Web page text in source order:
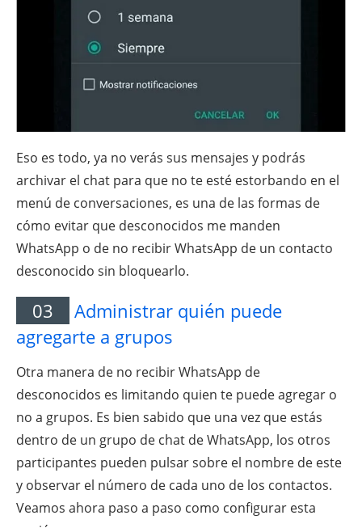
Eso es todo, ya no verás sus mensajes y podrás
archivar el chat para que no te esté estorbando en el
menú de conversaciones, es una de las formas de
cómo evitar que desconocidos me manden
WhatsApp o de no recibir WhatsApp de un contacto
desconocido sin bloquearlo.
03
Administrar quién puede
agregarte a grupos
Otra manera de no recibir WhatsApp de
desconocidos es limitando quien te puede agregar o
no a grupos. Es bien sabido que una vez que estás
dentro de un grupo de chat de WhatsApp, los otros
participantes pueden pulsar sobre el nombre de este
y observar el número de cada uno de los contactos.
Veamos ahora paso a paso como configurar esta